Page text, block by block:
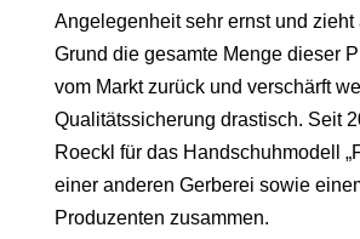
Angelegenheit sehr ernst und zieht
Grund die gesamte Menge dieser
vom Markt zurück und verschärft
Qualitätssicherung drastisch. Seit
Roeckl für das Handschuhmodell
einer anderen Gerberei sowie
Produzenten zusammen.